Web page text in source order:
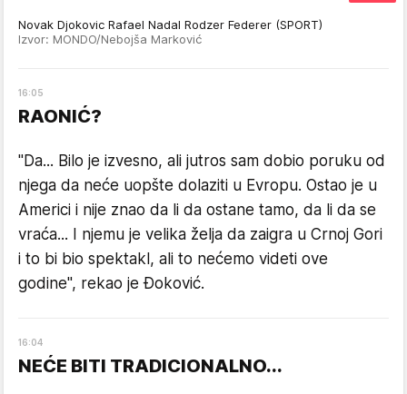
Novak Djokovic Rafael Nadal Rodzer Federer (SPORT)
Izvor: MONDO/Nebojša Marković
16:05
RAONIĆ?
"Da... Bilo je izvesno, ali jutros sam dobio poruku od
njega da neće uopšte dolaziti u Evropu. Ostao je u
Americi i nije znao da li da ostane tamo, da li da se
vraća... I njemu je velika želja da zaigra u Crnoj Gori
i to bi bio spektakl, ali to nećemo videti ove
godine", rekao je Đoković.
16:04
NEĆE BITI TRADICIONALNO...